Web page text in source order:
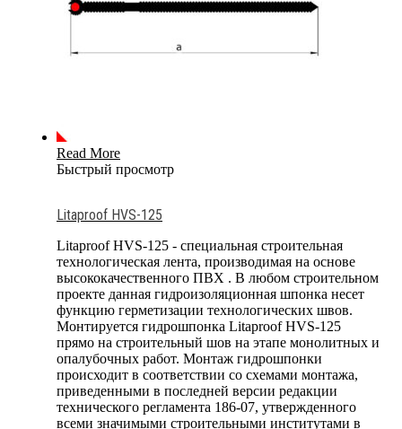
Read More
Быстрый просмотр
Litaproof HVS-125
Litaproof HVS-125 - специальная строительная
технологическая лента, производимая на основе
высококачественного ПВХ . В любом строительном
проекте данная гидроизоляционная шпонка несет
функцию герметизации технологических швов.
Монтируется гидрошпонка Litaproof HVS-125
прямо на строительный шов на этапе монолитных и
опалубочных работ. Монтаж гидрошпонки
происходит в соответствии со схемами монтажа,
приведенными в последней версии редакции
технического регламента 186-07, утвержденного
всеми значимыми строительными институтами в